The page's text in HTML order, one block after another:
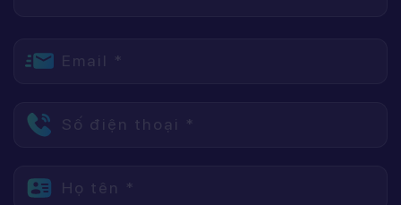
Email *
Số điện thoại *
Họ tên *